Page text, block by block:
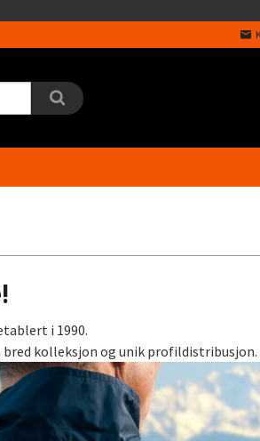
i 1990.
kolleksjon og unik profildistribusjon.